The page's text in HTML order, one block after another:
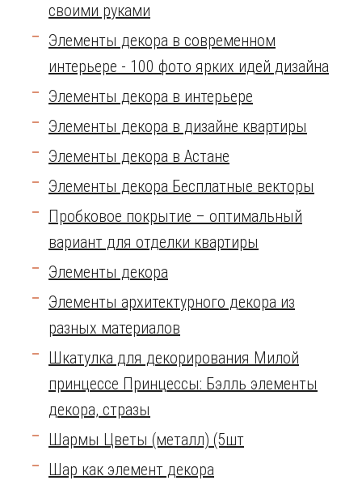
своими руками
Элементы декора в современном
интерьере - 100 фото ярких идей дизайна
Элементы декора в интерьере
Элементы декора в дизайне квартиры
Элементы декора в Астане
Элементы декора Бесплатные векторы
Пробковое покрытие – оптимальный
вариант для отделки квартиры
Элементы декора
Элементы архитектурного декора из
разных материалов
Шкатулка для декорирования Милой
принцессе Принцессы: Бэлль элементы
декора, стразы
Шармы Цветы (металл) (5шт
Шар как элемент декора